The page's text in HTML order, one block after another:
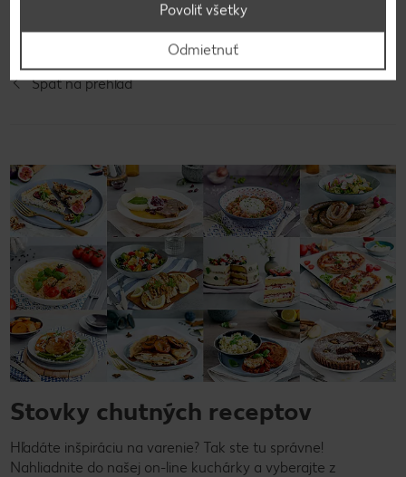
Späť na prehľad
Stovky chutných receptov
Hľadáte inšpiráciu na varenie? Tak ste tu správne!
Nahliadnite do našej on-line kuchárky a vyberajte z
Odmietnuť
Povoliť všetky